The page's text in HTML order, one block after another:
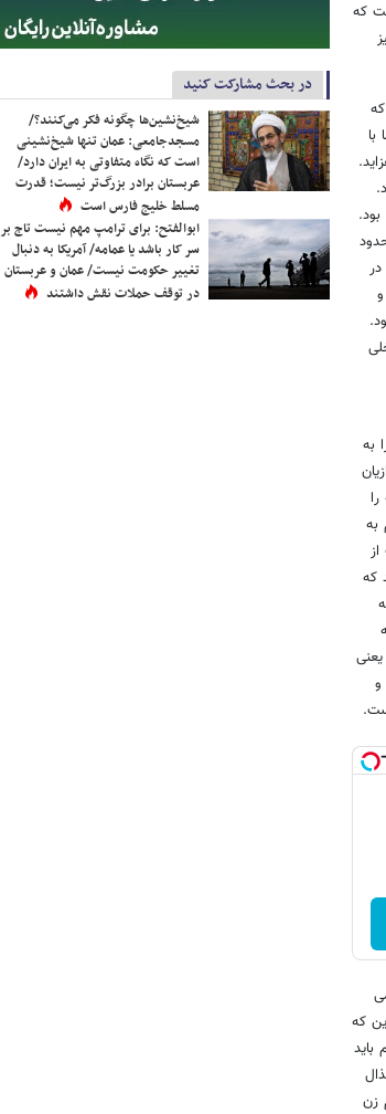
که
به
به
که
که
زن
در بحث مشارکت کنید
شیخ‌نشین‌ها چگونه فکر می‌کنند؟/
مسجدجامعی: عمان تنها شیخ‌نشینی
است که نگاه متفاوتی به ایران دارد/
عربستان برادر بزرگ‌تر نیست؛ قدرت
مسلط خلیج فارس است
ابوالفتح: برای ترامپ مهم نیست تاج بر
سر کار باشد یا عمامه/ آمریکا به دنبال
تغییر حکومت نیست/ عمان و عربستان
در توقف حملات نقش داشتند